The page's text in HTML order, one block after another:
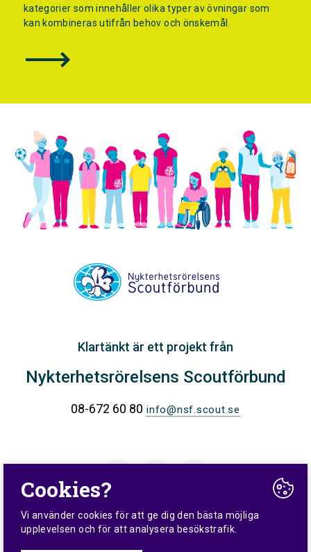
kategorier som innehåller olika typer av övningar som
kan kombineras utifrån behov och önskemål.
Klartänkt är ett projekt från
Nykterhetsrörelsens Scoutförbund
08-672 60 80 info@nsf.scout.se
Cookies?
Vi använder cookies för att ge dig den bästa möjliga
upplevelsen och för att analysera besökstrafik.